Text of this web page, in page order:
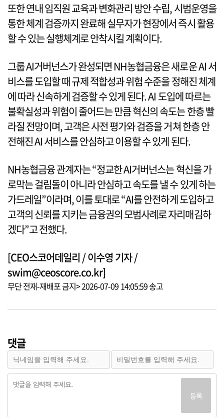
또한 연내 임직원 교육과 변화관리 방안 수립, 시범운영을
통한 체계 검증까지 완료해 실무자가 현장에서 즉시 활용
할 수 있는 실행체계로 안착시킬 계획이다.
그룹 AI거버넌스가 완성되면 NH농협금융은 새로운 AI 서
비스를 도입할 때 규제 적합성과 위험 수준을 정해진 체계
에 따라 신속하게 검증할 수 있게 된다. AI 도입에 따르는
불확실성과 위험이 줄어드는 만큼 혁신의 속도는 한층 빨
라질 전망이며, 고객은 사전 평가와 검증을 거쳐 한층 안
전해진 AI 서비스를 안심하고 이용할 수 있게 된다.
NH농협금융 관계자는 “정교한 AI거버넌스는 혁신을 가
로막는 걸림돌이 아니라 안심하고 속도를 낼 수 있게 하는
가드레일”이라며, 이를 토대로 “AI를 안전하게 도입하고
고객의 신뢰를 지키는 금융권의 모범사례로 자리매김하
겠다”고 전했다.
[CEO스코어데일리 / 이수영 기자 /
swim@ceoscore.co.kr]
무단 전재-재배포 금지> 2026-07-09 14:05:59 송고
댓글
등록